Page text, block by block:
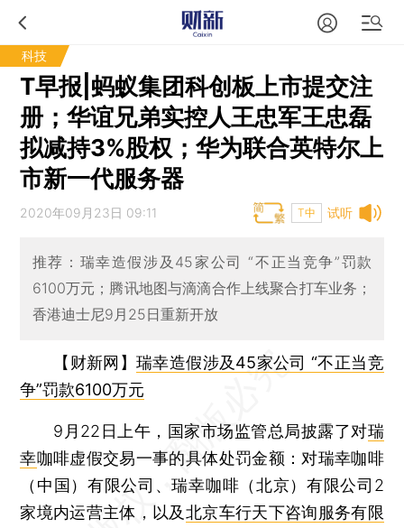
科技
T早报|蚂蚁集团科创板上市提交注
册；华谊兄弟实控人王忠军王忠磊
拟减持3%股权；华为联合英特尔上
市新一代服务器
试听
2020年09月23日 09:11 T中
推荐：瑞幸造假涉及45家公司 “不正当竞争”罚款
6100万元；腾讯地图与滴滴合作上线聚合打车业务；
香港迪士尼9月25日重新开放
【财新网】瑞幸造假涉及45家公司 “不正当竞
争”罚款6100万元
9月22日上午，国家市场监管总局披露了对瑞
幸咖啡虚假交易一事的具体处罚金额：对瑞幸咖啡
（中国）有限公司、瑞幸咖啡（北京）有限公司2
家境内运营主体，以及北京车行天下咨询服务有限